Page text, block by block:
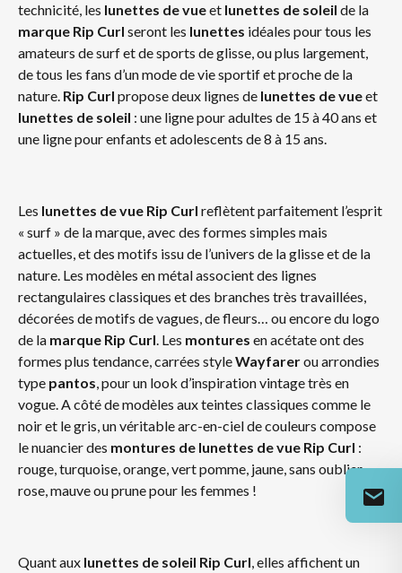
technicité, les lunettes de vueet lunettes de soleil de la
marque Rip Curl seront les lunettes idéales pour tous les
amateurs de surf et de sports de glisse, ou plus largement,
de tous les fans d’un mode de vie sportif et proche de la
nature. Rip Curl propose deux lignes de lunettes de vueet
lunettes de soleil : une ligne pour adultes de 15 à 40 ans et
une ligne pour enfants et adolescents de 8 à 15 ans.
Les lunettes de vue Rip Curl reflètent parfaitement l’esprit
« surf » de la marque, avec des formes simples mais
actuelles, et des motifs issu de l’univers de la glisse et de la
nature. Les modèles en métal associent des lignes
rectangulaires classiques et des branches très travaillées,
décorées de motifs de vagues, de fleurs… ou encore du logo
de la marque Rip Curl. Les montures en acétate ont des
formes plus tendance, carrées styleWayfarerou arrondies
type pantos, pour un look d’inspiration vintage très en
vogue. A côté de modèles aux teintes classiques comme le
noir et le gris, un véritable arc-en-ciel de couleurs compose
le nuancier des montures de lunettes de vue Rip Curl :
rouge, turquoise, orange, vert pomme, jaune, sans oublier
rose, mauve ou prune pour les femmes !
Quant aux lunettes de soleil Rip Curl, elles affichent un